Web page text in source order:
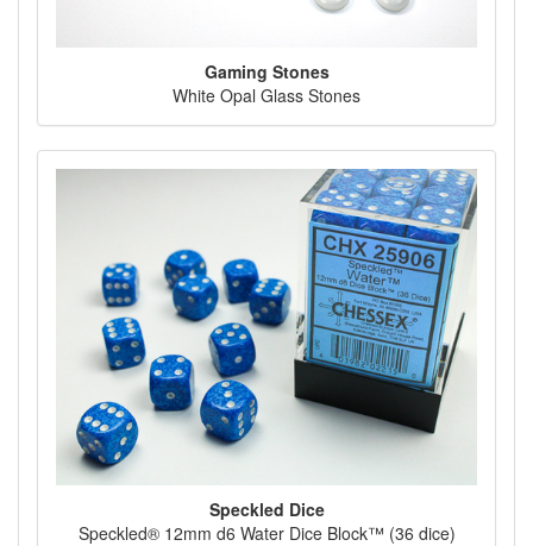
Gaming Stones
White Opal Glass Stones
Speckled Dice
Speckled® 12mm d6 Water Dice Block™ (36 dice)